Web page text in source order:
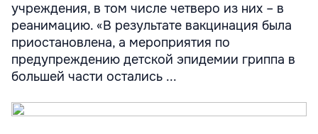
учреждения, в том числе четверо из них – в
реанимацию. «В результате вакцинация была
приостановлена, а мероприятия по
предупреждению детской эпидемии гриппа в
большей части остались ...